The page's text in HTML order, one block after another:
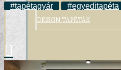
DESIGN TAPÉTÁK
#tapétagyár #egyeditapéta